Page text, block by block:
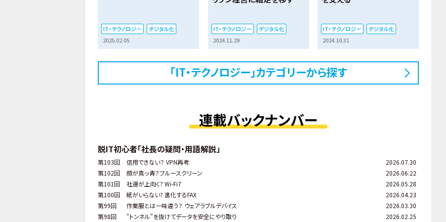
IT・テクノロジー
デジタル化
2025.02.05
IT・テクノロジー
デジタル化
2024.11.29
IT・テクノロジー
デジタル化
2024.10.31
「IT・テクノロジー」カテゴリーから探す
連載バックナンバー
脱IT初心者「社長の疑問・用語解説」
第103回 信用できない？ VPN再考
2026.07.30
第102回
顔が真っ青？ブルースクリーン
2026.06.22
第101回
社運が上向く? Wi-Fi7
2026.05.28
第100回
紙がいらない? 進化するFAX
2026.04.23
第99回
作業服とは一味違う？ ウェアラブルデバイス
2026.03.30
第98回
"トンネル"を抜けてデータを安全にやり取り 2026.02.25